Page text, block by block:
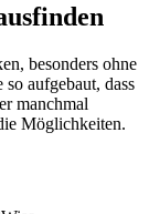
besonders ohne
aufgebaut, dass
manchmal
Möglichkeiten.